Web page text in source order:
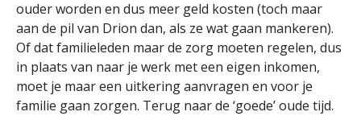
ouder worden en dus meer geld kosten (toch maar
aan de pil van Drion dan, als ze wat gaan mankeren).
Of dat familieleden maar de zorg moeten regelen, dus
in plaats van naar je werk met een eigen inkomen,
moet je maar een uitkering aanvragen en voor je
familie gaan zorgen. Terug naar de ‘goede’ oude tijd.